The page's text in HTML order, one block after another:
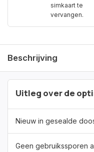
simkaart te
vervangen.
Beschrijving
Uitleg over de
Nieuw in gesealde
Geen gebruikssporen